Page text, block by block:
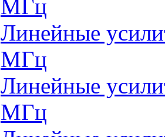
МГц
Линейные
МГц
Линейные
МГц